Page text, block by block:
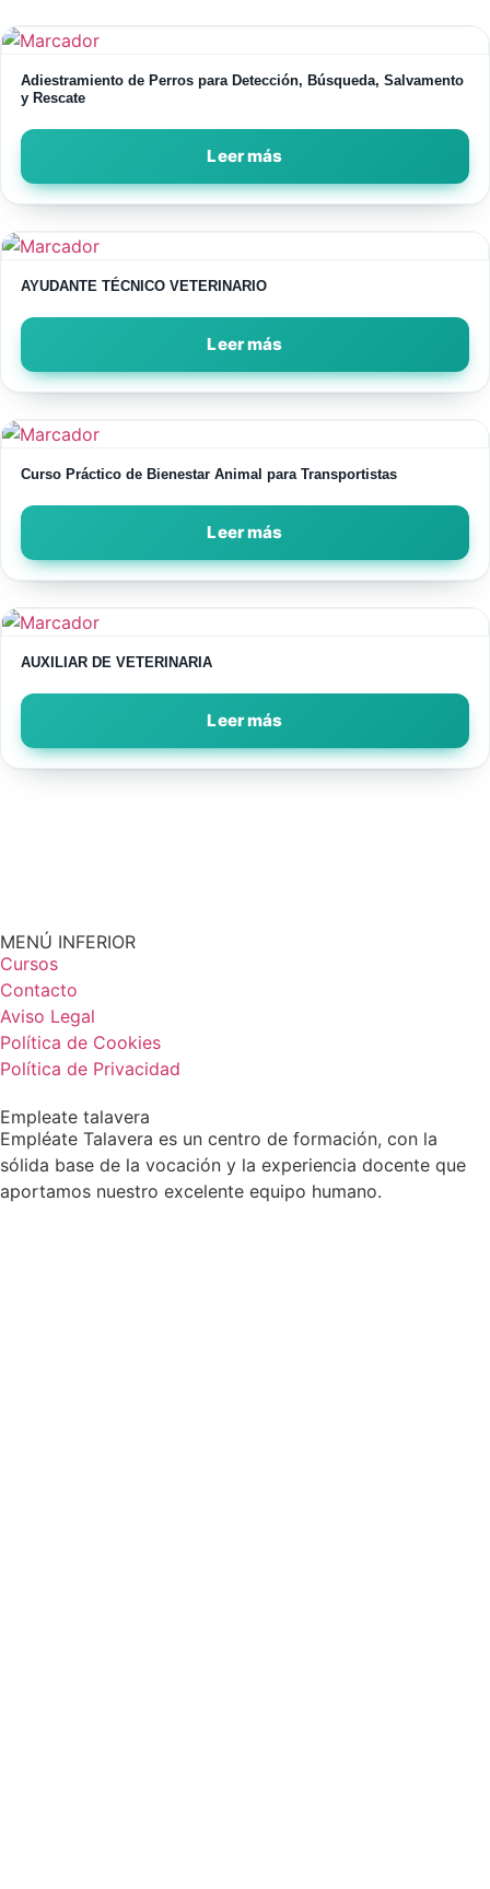
Adiestramiento de Perros para Detección, Búsqueda, Salvamento
y Rescate
Leer más
AYUDANTE TÉCNICO VETERINARIO
Leer más
Curso Práctico de Bienestar Animal para Transportistas
Leer más
AUXILIAR DE VETERINARIA
Leer más
MENÚ INFERIOR
Cursos
Contacto
Aviso Legal
Política de Cookies
Política de Privacidad
Empleate talavera
Empléate Talavera es un centro de formación, con la
sólida base de la vocación y la experiencia docente que
aportamos nuestro excelente equipo humano.